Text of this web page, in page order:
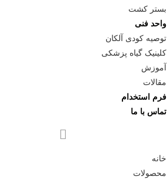
بستر کشت
واحد فنی
توصیه کودی آلکان
کلینیک گیاه پزشکی
آموزش
مقالات
فرم استخدام
تماس با ما
خانه
محصولات